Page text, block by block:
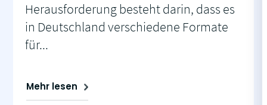
Herausforderung besteht darin, dass es
in Deutschland verschiedene Formate
für...
Mehr lesen